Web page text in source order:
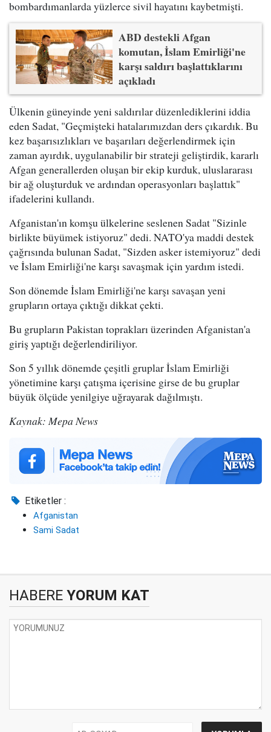
bombardımanlarda yüzlerce sivil hayatını kaybetmişti.
ABD destekli Afgan
komutan, İslam Emirliği'ne
karşı saldırı başlattıklarını
açıkladı
Ülkenin güneyinde yeni saldırılar düzenlediklerini iddia
eden Sadat, "Geçmişteki hatalarımızdan ders çıkardık. Bu
kez başarısızlıkları ve başarıları değerlendirmek için
zaman ayırdık, uygulanabilir bir strateji geliştirdik, kararlı
Afgan generallerden oluşan bir ekip kurduk, uluslararası
bir ağ oluşturduk ve ardından operasyonları başlattık"
ifadelerini kullandı.
Afganistan'ın komşu ülkelerine seslenen Sadat "Sizinle
birlikte büyümek istiyoruz" dedi. NATO'ya maddi destek
çağrısında bulunan Sadat, "Sizden asker istemiyoruz" dedi
ve İslam Emirliği'ne karşı savaşmak için yardım istedi.
Son dönemde İslam Emirliği'ne karşı savaşan yeni
grupların ortaya çıktığı dikkat çekti.
Bu grupların Pakistan toprakları üzerinden Afganistan'a
giriş yaptığı değerlendiriliyor.
Son 5 yıllık dönemde çeşitli gruplar İslam Emirliği
yönetimine karşı çatışma içerisine girse de bu gruplar
büyük ölçüde yenilgiye uğrayarak dağılmıştı.
Kaynak: Mepa News
Etiketler :
Afganistan
Sami Sadat
HABERE YORUM KAT